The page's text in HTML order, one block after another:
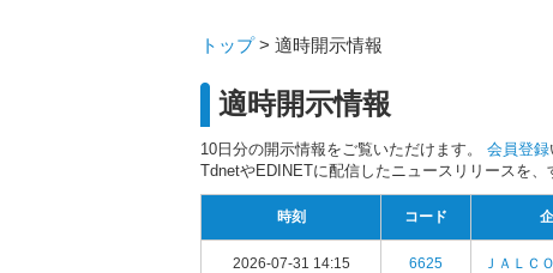
トップ> 適時開示情報
適時開示情報
10日分の開示情報をご覧いただけます。 会員登録
TdnetやEDINETに配信したニュースリリースを
時刻 コード
2026-07-31 14:15 6625
ＪＡＬＣ